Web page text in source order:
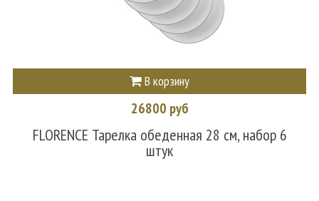
В корзину
26800 руб
FLORENCE Тарелка обеденная 28 см, набор 6
штук